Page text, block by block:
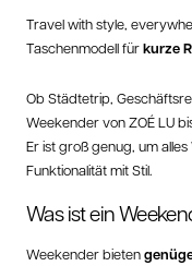
Travel with style,
Taschenmodell fürkurze
Ob Städtetrip,
Weekender von ZOÉ LU
Er ist groß genug, um
Funktionalität mit Stil.
Was ist ein
Weekender bieten